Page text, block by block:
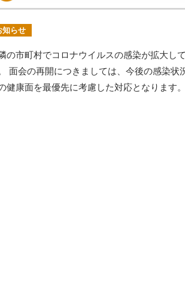
知らせ
の市町村でコロナウイルスの感染が拡大し
面会の再開につきましては、今後の感染
健康面を最優先に考慮した対応となります